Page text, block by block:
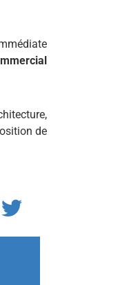
de